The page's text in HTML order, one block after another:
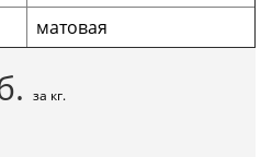
матовая
за кг.